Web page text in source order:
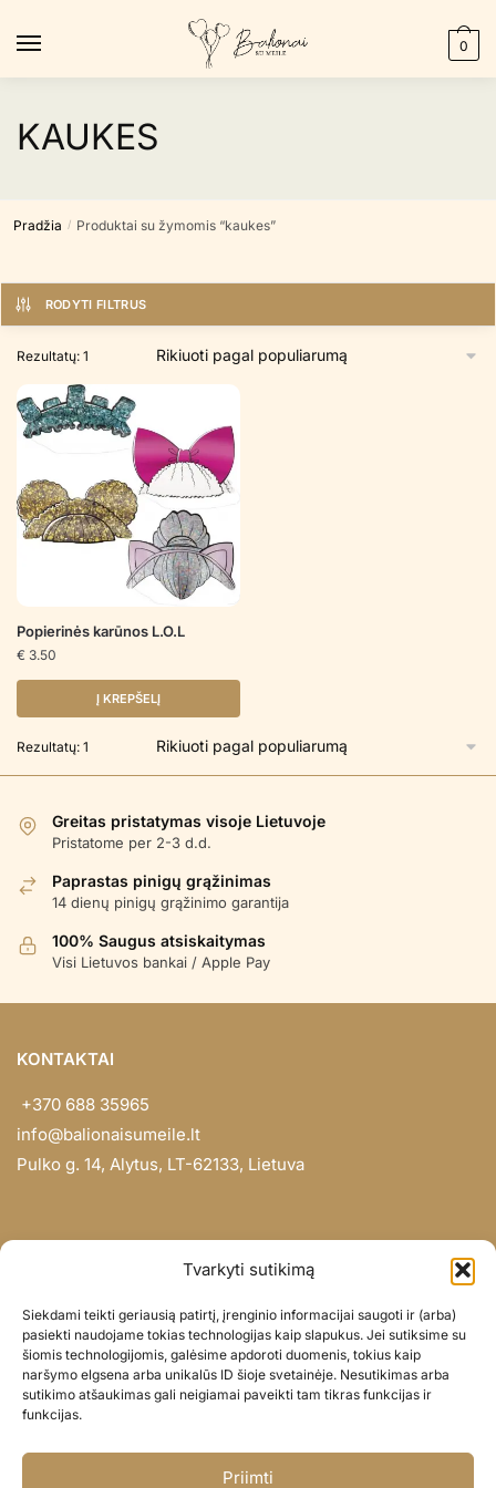
Tvarkyti sutikimą
Siekdami teikti geriausią patirtį, įrenginio informacijai saugoti ir (arba)
pasiekti naudojame tokias technologijas kaip slapukus. Jei sutiksime su
šiomis technologijomis, galėsime apdoroti duomenis, tokius kaip
naršymo elgsena arba unikalūs ID šioje svetainėje. Nesutikimas arba
sutikimo atšaukimas gali neigiamai paveikti tam tikras funkcijas ir
funkcijas.
Priimti
0
KAUKES
Pradžia / Produktai su žymomis “kaukes”
RODYTI FILTRUS
Rezultatų: 1
Popierinės karūnos L.O.L
€ 3.50
Į KREPŠELĮ
Rezultatų: 1
Greitas pristatymas visoje Lietuvoje
Pristatome per 2-3 d.d.
Paprastas pinigų grąžinimas
14 dienų pinigų grąžinimo garantija
100% Saugus atsiskaitymas
Visi Lietuvos bankai / Apple Pay
KONTAKTAI
+370 688 35965
info@balionaisumeile.lt
Pulko g. 14, Alytus, LT-62133, Lietuva
Didmena
Darbų portfolio
Privatumo politika
Parduotuvės politika